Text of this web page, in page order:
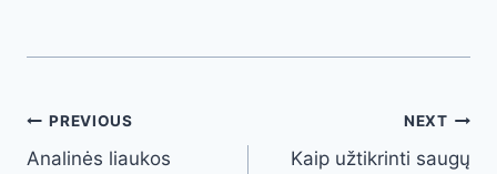
Post
PREVIOUS
Analinės liaukos
NEXT
Kaip užtikrinti saugų